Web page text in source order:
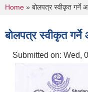
You are here
Home » बोलपत्र स्वीकृत गर्ने
बोलपत्र स्वीकृत
Submitted on: Wed,